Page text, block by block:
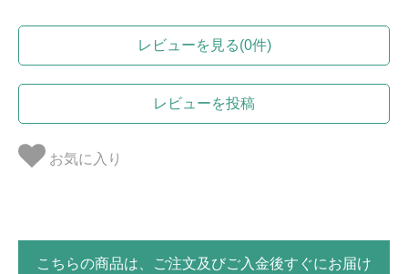
レビューを見る(0件)
レビューを投稿
お気に入り
こちらの商品は、ご注文及びご入金後すぐにお届け